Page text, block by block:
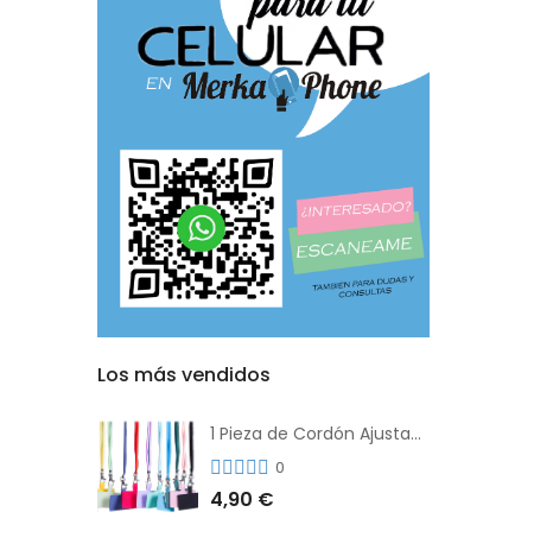
Los más vendidos
1 Pieza de Cordón Ajustable Universal Para el Teléfono Con Clip Antipérdida
0
4,90 €